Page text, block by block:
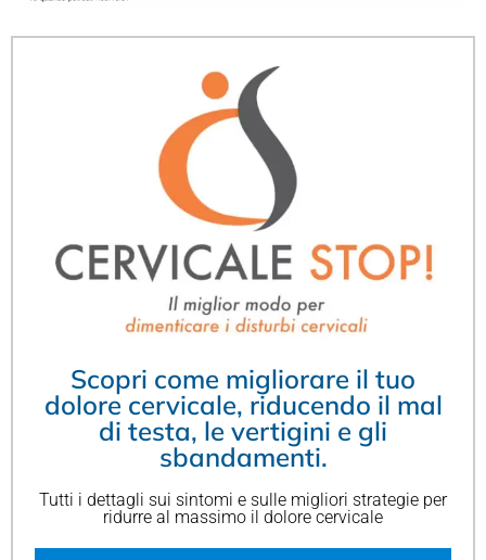
Scopri come migliorare il tuo
dolore cervicale, riducendo il mal
di testa, le vertigini e gli
sbandamenti.
Tutti i dettagli sui sintomi e sulle migliori strategie per
ridurre al massimo il dolore cervicale